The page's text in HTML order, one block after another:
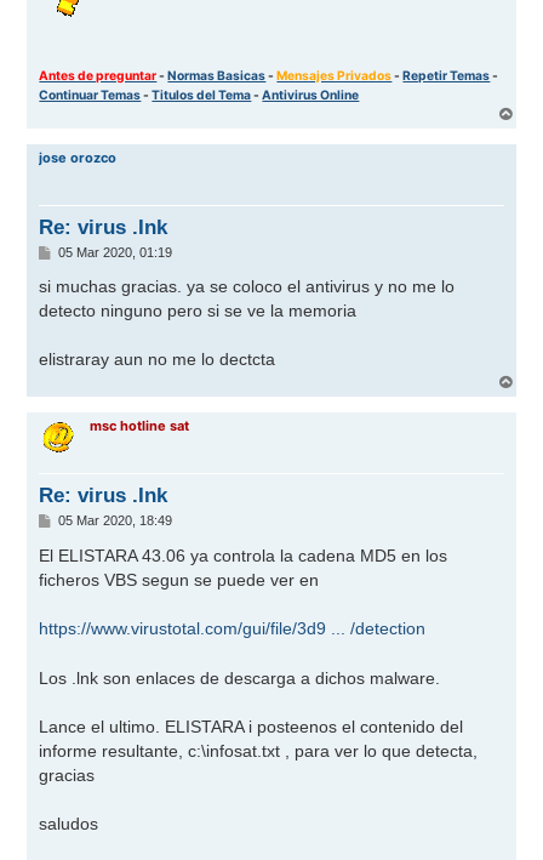
Antes de preguntar-Normas Basicas-Mensajes Privados-Repetir Temas-
Continuar Temas-Titulos del Tema-Antivirus Online
r
jose orozco
Re: virus .Ink
M
n
a
05 Mar 2020, 01:19
si muchas gracias. ya se coloco el antivirus y no me lo
detecto ninguno pero si se ve la memoria
elistraray aun no me lo dectcta
r
msc hotline sat
Re: virus .Ink
M
n
s
a
05 Mar 2020, 18:49
El ELISTARA 43.06 ya controla la cadena MD5 en los
ficheros VBS segun se puede ver en
https://www.virustotal.com/gui/file/3d9 ... /detection
Los .lnk son enlaces de descarga a dichos malware.
Lance el ultimo. ELISTARA i posteenos el contenido del
informe resultante, c:\infosat.txt , para ver lo que detecta,
gracias
saludos